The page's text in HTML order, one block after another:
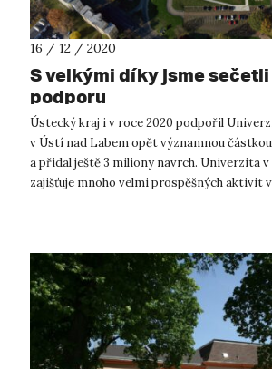
16 / 12 / 2020
S velkými díky jsme
podporu
Ústecký kraj i v roce 2020 podpořil
v Ústí nad Labem opět významnou
a přidal ještě 3 miliony navrch. Univerzita v
zajišťuje mnoho velmi prospěšných aktivit